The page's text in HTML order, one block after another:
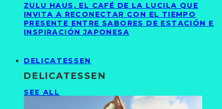
ZULU HAUS, EL CAFÉ DE LA LUCILA QUE
INVITA A RECONECTAR CON EL TIEMPO
PRESENTE ENTRE SABORES DE ESTACIÓN E
INSPIRACIÓN JAPONESA
DELICATESSEN
DELICATESSEN
SEE ALL